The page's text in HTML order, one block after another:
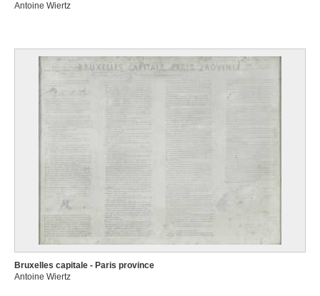
Antoine Wiertz
Bruxelles capitale - Paris province
Antoine Wiertz